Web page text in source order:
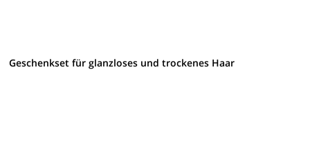
Geschenkset für glanzloses und trockenes Haar